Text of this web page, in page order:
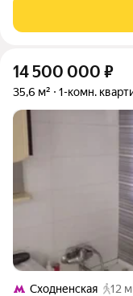
подчистовой
потолки, стяжка на
14 500 000 ₽
35,6 м² 1-комн.
Сходненская
12